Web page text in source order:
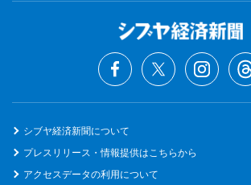
シブヤ経済新聞について
プレスリリース・情報提供はこちらから
アクセスデータの利用について